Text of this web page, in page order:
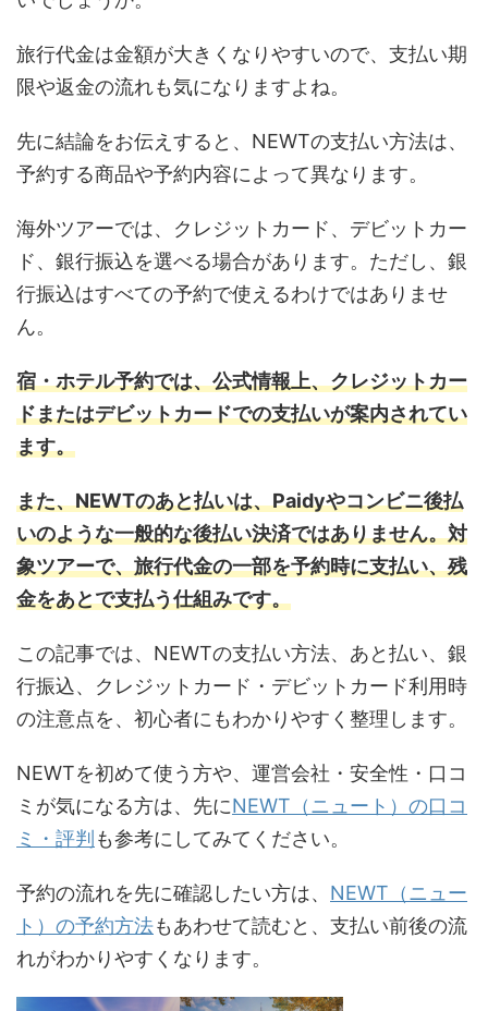
旅行代金は金額が大きくなりやすいので、支払い期
限や返金の流れも気になりますよね。
先に結論をお伝えすると、NEWTの支払い方法は、
予約する商品や予約内容によって異なります。
海外ツアーでは、クレジットカード、デビットカー
ド、銀行振込を選べる場合があります。ただし、銀
行振込はすべての予約で使えるわけではありませ
ん。
宿・ホテル予約では、公式情報上、クレジットカー
ドまたはデビットカードでの支払いが案内されてい
ます。
また、NEWTのあと払いは、Paidyやコンビニ後払
いのような一般的な後払い決済ではありません。対
象ツアーで、旅行代金の一部を予約時に支払い、残
金をあとで支払う仕組みです。
この記事では、NEWTの支払い方法、あと払い、銀
行振込、クレジットカード・デビットカード利用時
の注意点を、初心者にもわかりやすく整理します。
NEWTを初めて使う方や、運営会社・安全性・口コ
ミが気になる方は、先にNEWT（ニュート）の口コ
ミ・評判 も参考にしてみてください。
予約の流れを先に確認したい方は、 NEWT（ニュー
ト）の予約方法もあわせて読むと、支払い前後の流
れがわかりやすくなります。